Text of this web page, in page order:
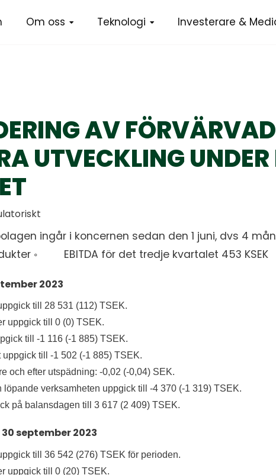
Om oss Teknologi Investerare &
AV
UTVECKLING UNDER
ingår i koncernen sedan den 1 juni, dvs 4
◦ EBITDA för det tredje kvartalet 453 KSEK
2023
till 28 531 (112) TSEK.
uppgick till 0 (0) TSEK.
till -1 116 (-1 885) TSEK.
uppgick till -1 502 (-1 885) TSEK.
och efter utspädning: -0,02 (-0,04) SEK.
löpande verksamheten uppgick till -4 370 (-1 319) TSEK.
på balansdagen till 3 617 (2 409) TSEK.
september 2023
till 36 542 (276) TSEK för perioden.
uppgick till 0 (20) TSEK.